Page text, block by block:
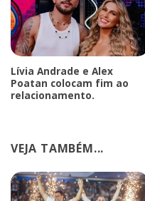
Lívia Andrade e Alex
Poatan colocam fim ao
relacionamento.
VEJA TAMBÉM...